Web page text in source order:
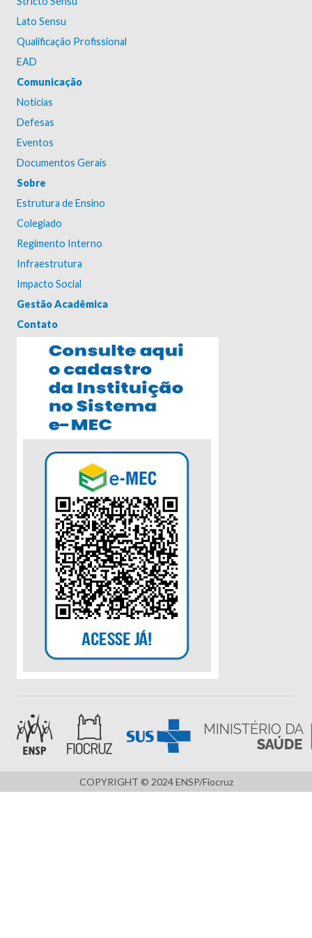
Lato Sensu
Qualificação Profissional
EAD
Comunicação
Notícias
Defesas
Eventos
Documentos Gerais
Sobre
Estrutura de Ensino
Colegiado
Regimento Interno
Infraestrutura
Impacto Social
Gestão Acadêmica
Contato
COPYRIGHT © 2024 ENSP/Fiocruz